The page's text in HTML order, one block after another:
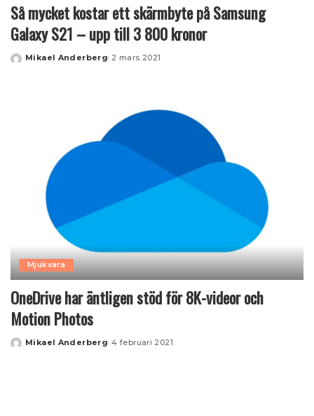
Så mycket kostar ett skärmbyte på Samsung
Galaxy S21 – upp till 3 800 kronor
Posted
Mikael Anderberg 2 mars 2021
Mjukvara
OneDrive har äntligen stöd för 8K-videor och
Motion Photos
Posted
Mikael Anderberg 4 februari 2021